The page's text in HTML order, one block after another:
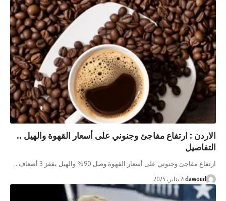
: ارتفاع مفاجئ وجنوني على أسعار القهوة والهيل ..
مفاجئ وجنوني على أسعار القهوة وصل 90% والهيل يقفز 3 أضعاف…
dawoud 2 يناير، 2025